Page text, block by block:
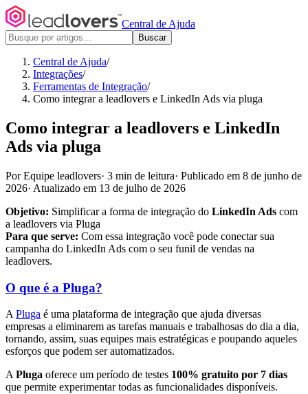
Central de Ajuda
Buscar
Central de Ajuda/
Integrações/
Ferramentas de Integração/
Como integrar a leadlovers e LinkedIn Ads via pluga
Como integrar a leadlovers e LinkedIn
Ads via pluga
Por Equipe leadlovers· 3 min de leitura· Publicado em 8 de junho de
2026· Atualizado em 13 de julho de 2026
Objetivo: Simplificar a forma de integração do LinkedIn Ads com
a leadlovers via Pluga
Para que serve: Com essa integração você pode conectar sua
campanha do LinkedIn Ads com o seu funil de vendas na
leadlovers.
O que é a Pluga?
A Pluga é uma plataforma de integração que ajuda diversas
empresas a eliminarem as tarefas manuais e trabalhosas do dia a dia,
tornando, assim, suas equipes mais estratégicas e poupando aqueles
esforços que podem ser automatizados.
A Pluga oferece um período de testes 100% gratuito por 7 dias
que permite experimentar todas as funcionalidades disponíveis.